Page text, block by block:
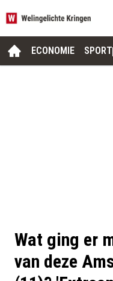
ECONOMIE SPORT
Wat ging er
van deze